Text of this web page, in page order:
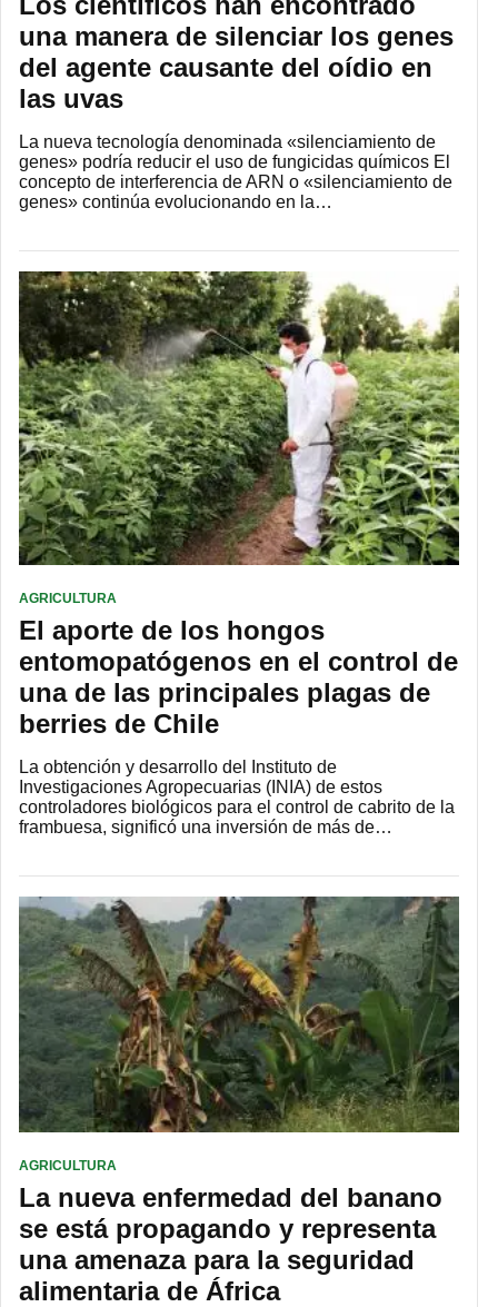
una manera de silenciar los genes
del agente causante del oídio en
las uvas
La nueva tecnología denominada «silenciamiento de
genes» podría reducir el uso de fungicidas químicos El
concepto de interferencia de ARN o «silenciamiento de
genes» continúa evolucionando en la…
AGRICULTURA
El aporte de los hongos
entomopatógenos en el control de
una de las principales plagas de
berries de Chile
La obtención y desarrollo del Instituto de
Investigaciones Agropecuarias (INIA) de estos
controladores biológicos para el control de cabrito de la
frambuesa, significó una inversión de más de…
AGRICULTURA
La nueva enfermedad del banano
se está propagando y representa
una amenaza para la seguridad
alimentaria de África